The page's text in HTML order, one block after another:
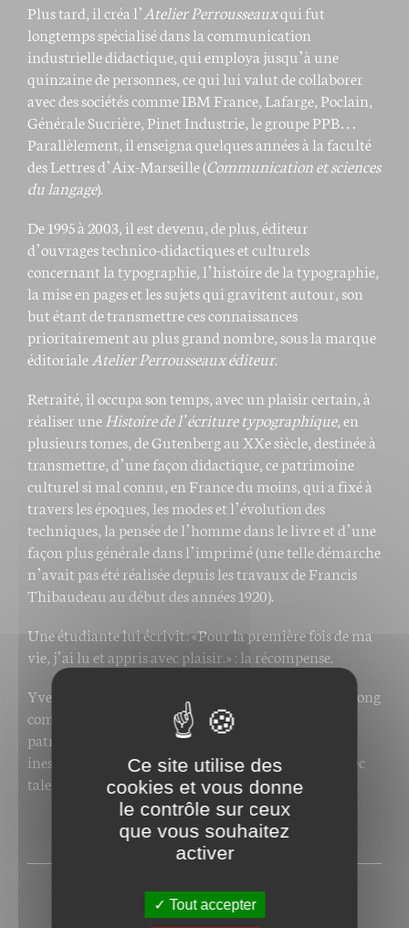
Plus tard, il créa l’Atelier Perrousseauxqui fut
longtemps spécialisé dans la communication
industrielle didactique, qui employa jusqu’à une
quinzaine de personnes, ce qui lui valut de collaborer
avec des sociétés comme IBM France, Lafarge, Poclain,
Générale Sucrière, Pinet Industrie, le groupe PPB…
Parallèlement, il enseigna quelques années à la faculté
des Lettres d’Aix-Marseille (Communication et sciences
du langage).
De 1995 à 2003, il est devenu, de plus, éditeur
d’ouvrages technico-didactiques et culturels
concernant la typographie, l’histoire de la typographie,
la mise en pages et les sujets qui gravitent autour, son
but étant de transmettre ces connaissances
prioritairement au plus grand nombre, sous la marque
éditoriale Atelier Perrousseaux éditeur.
Retraité, il occupa son temps, avec un plaisir certain, à
réaliser une Histoire de l’écriture typographique, en
plusieurs tomes, de Gutenberg au XXe siècle, destinée à
transmettre, d’une façon didactique, ce patrimoine
culturel si mal connu, en France du moins, qui a fixé à
travers les époques, les modes et l’évolution des
techniques, la pensée de l’homme dans le livre et d’une
façon plus générale dans l’imprimé (une telle démarche
n’avait pas été réalisée depuis les travaux de Francis
Thibaudeau au début des années 1920).
Une étudiante lui écrivit : « Pour la première fois de ma
vie, j’ai lu et appris avec plaisir. » : la récompense.
Yves nous a quitté vendredi 20 mai 2011, suite à un long
combat contre la maladie, après avoir offert un
patrimoine inédit à l'édition française, une œuvre
inestimable sur l'histoire de la typographie, faite avec
talent, érudition et passion.
PRESSE
Ce site utilise des
cookies et vous donne
le contrôle sur ceux
que vous souhaitez
activer
Tout accepter